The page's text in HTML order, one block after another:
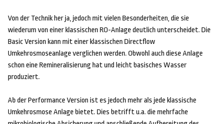
Von der Technik her ja, jedoch mit vielen Besonderheiten, die sie
wiederum von einer klassischen RO-Anlage deutlich unterscheidet. Die
Basic Version kann mit einer klassischen Directflow
Umkehrosmoseanlage verglichen werden. Obwohl auch diese Anlage
schon eine Remineralisierung hat und leicht basisches Wasser
produziert.
Ab der Performance Version ist es jedoch mehr als jede klassische
Umkehrosmose Anlage bietet. Dies betrifft u.a. die mehrfache